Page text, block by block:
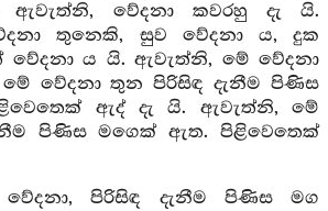
වේදනා කවරහු දැ යි.
තුනෙකි, සුව වේදනා ය, දුක
වේදනා ය යි. ඇවැත්නි, මේ වේදනා
වේදනා තුන පිරිසිඳ දැනීම පිණිස
ඇද් දැ යි. ඇවැත්නි, මේ
පිණිස මගෙක් ඇත. පිළිවෙතෙක්
පිරිසිඳ දැනීම පිණිස මග